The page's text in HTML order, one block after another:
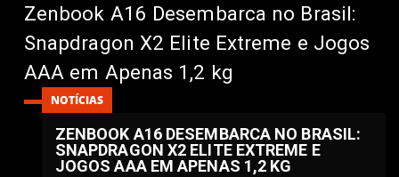
Zenbook A16 Desembarca no Brasil:
Snapdragon X2 Elite Extreme e Jogos
AAA em Apenas 1,2 kg
NOTÍCIAS
ZENBOOK A16 DESEMBARCA NO BRASIL:
SNAPDRAGON X2 ELITE EXTREME E
JOGOS AAA EM APENAS 1,2 KG